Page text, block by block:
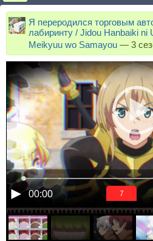
Я переродился торговым
лабиринту / Jidou Hanbaiki ni
Meikyuu wo Samayou — 3
00:00 6